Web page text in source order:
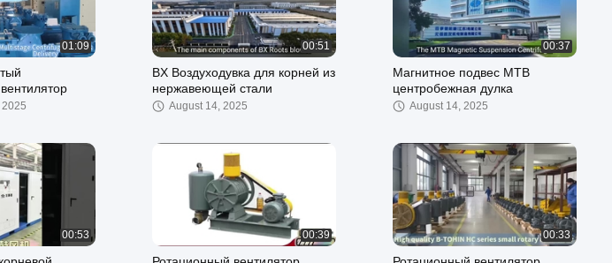
01:09 00:51
BX Воздуходувка для корней из
нержавеющей стали
August 14, 2025
00:37
Магнитное подвес MTB
центробежная дулка
August 14, 2025
00:53 00:39 00:33